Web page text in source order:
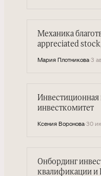
Механика
appreciated
Мария Плотникова·3
Инвестиционная
инвесткомитет
Ксения Воронова·30
Онбординг
квалификации и